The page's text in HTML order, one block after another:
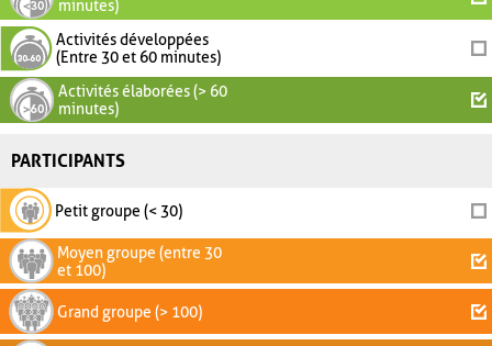
minutes)
Activités développées
(Entre 30 et 60 minutes)
Activités élaborées (> 60
minutes)
PARTICIPANTS
Petit groupe (< 30)
Moyen groupe (entre 30
et 100)
Grand groupe (> 100)